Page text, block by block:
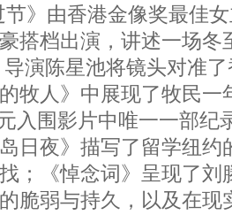
节》由香港金像奖最佳
搭档出演，讲述一场冬
陈星池将镜头对准了
牧人》中展现了牧民一
入围影片中唯一一部纪
日夜》描写了留学纽约
；《悼念词》呈现了刘
脆弱与持久，以及在现